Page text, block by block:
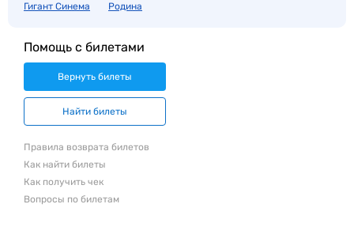
Гигант Синема Родина
Помощь с билетами
Вернуть билеты
Найти билеты
Правила возврата билетов
Как найти билеты
Как получить чек
Вопросы по билетам